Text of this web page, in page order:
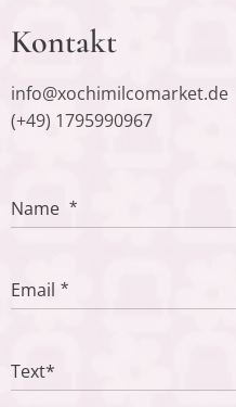
Kontakt
info@xochimilcomarket.de
(+49) 1795990967
Name
Email
Text*